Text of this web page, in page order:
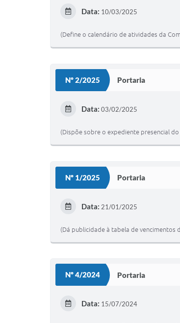
Data: 10/03/2025
(Define o calendário de atividades da
Nº 2/2025 Portaria
Data: 03/02/2025
(Dispõe sobre o expediente presencial
Nº 1/2025 Portaria
Data: 21/01/2025
(Dá publicidade à tabela de vencimentos
Nº 4/2024 Portaria
Data: 15/07/2024